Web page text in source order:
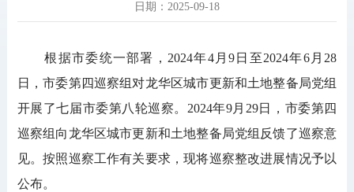
日期：2025-09-18
根据市委统一部署，2024年4月9日至2024年6月28
日，市委第四巡察组对龙华区城市更新和土地整备局党组
开展了七届市委第八轮巡察。2024年9月29日，市委第四
巡察组向龙华区城市更新和土地整备局党组反馈了巡察意
见。按照巡察工作有关要求，现将巡察整改进展情况予以
公布。